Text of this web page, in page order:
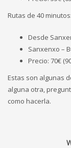
Rutas de 40 minutos:
Desde
Sanxenxo –
Precio: 70€
Estas son algunas
alguna otra,
como hacerla.